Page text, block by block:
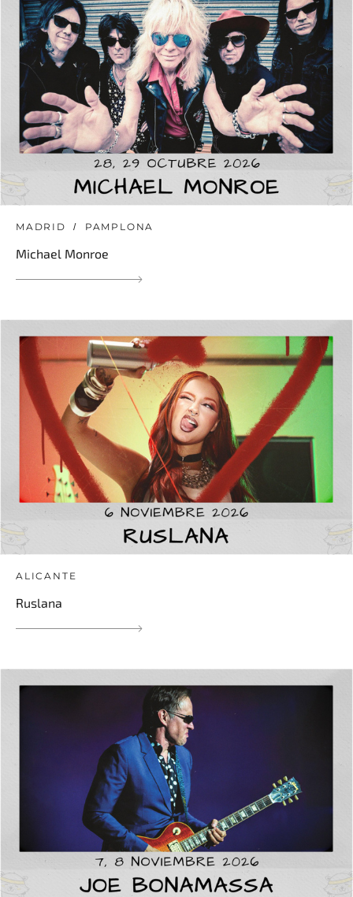
MADRID PAMPLONA
Michael Monroe
ALICANTE
Ruslana